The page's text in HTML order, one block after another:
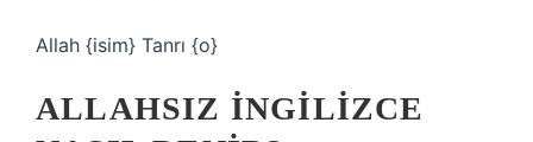
Allah {isim} Tanrı {o}
ALLAHSIZ INGILIZCE